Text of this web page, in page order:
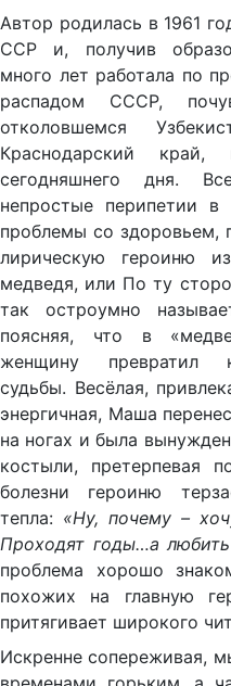
Автор родилась в 1961
ССР и, получив
много лет работала по
распадом СССР,
отколовшемся
Краснодарский
сегодняшнего дня.
непростые перипетии
проблемы со здоровьем,
лирическую героиню
медведя, или По ту
так остроумно
поясняя, что в
женщину превратил
судьбы. Весёлая,
энергичная, Маша
на ногах и была
костыли, претерпевая
болезни героиню
тепла: «Ну, почему –
Проходят годы…а любить
проблема хорошо
похожих на главную
притягивает широкого
Искренне сопереживая,